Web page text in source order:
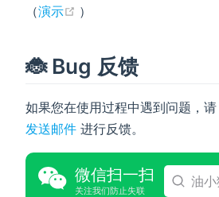
（演示 (opens new window)
）
🐞 Bug 反馈
如果您在使用过程中遇到问题，请
发送邮件 进行反馈。
微信扫一扫
关注我们防止失联
油小